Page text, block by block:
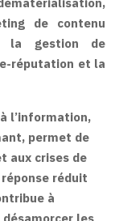
de contenu
la gestion de
réputation et la
à l’information,
permet de
aux crises de
réduit
à